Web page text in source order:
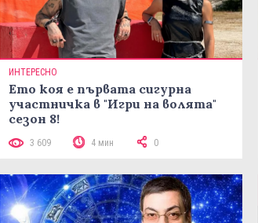
ИНТЕРЕСНО
Ето коя е първата сигурна
участничка в "Игри на волята"
сезон 8!
3 609 4 мин 0